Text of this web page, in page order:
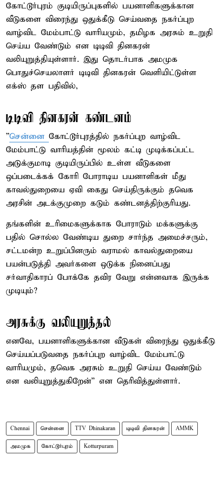
கோட்டூர்புரம் குடியிருப்புகளில் பயனாளிகளுக்கான
வீடுகளை விரைந்து ஒதுக்கீடு செய்வதை நகர்ப்புற
வாழ்விட மேம்பாட்டு வாரியமும், தமிழக அரசும் உறுதி
செய்ய வேண்டும் என டிடிவி தினகரன்
வலியுறுத்தியுள்ளார். இது தொடர்பாக அமமுக
பொதுச்செயலாளர் டிடிவி தினகரன் வெளியிட்டுள்ள
எக்ஸ் தள பதிவில்,
டிடிவி தினகரன் கண்டனம்
”சென்னை கோட்டூர்புரத்தில் நகர்ப்புற வாழ்விட
மேம்பாட்டு வாரியத்தின் மூலம் கட்டி முடிக்கப்பட்ட
அடுக்குமாடி குடியிருப்பில் உள்ள வீடுகளை
ஒப்படைக்கக் கோரி போராடிய பயனாளிகள் மீது
காவல்துறையை ஏவி கைது செய்திருக்கும் தவெக
அரசின் அடக்குமுறை கடும் கண்டனத்திற்குரியது.
தங்களின் உரிமைகளுக்காக போராடும் மக்களுக்கு
பதில் சொல்ல வேண்டிய துறை சார்ந்த அமைச்சரும்,
சட்டமன்ற உறுப்பினரும் வராமல் காவல்துறையை
பயன்படுத்தி அவர்களை ஒடுக்க நினைப்பது
சர்வாதிகாரப் போக்கே தவிர வேறு என்னவாக இருக்க
முடியும்?
அரசுக்கு வலியுறுத்தல்
எனவே, பயனாளிகளுக்கான வீடுகள் விரைந்து ஒதுக்கீடு
செய்யப்படுவதை நகர்ப்புற வாழ்விட மேம்பாட்டு
வாரியமும், தவெக அரசும் உறுதி செய்ய வேண்டும்
என வலியுறுத்துகிறேன்” என தெரிவித்துள்ளார்.
Chennai சென்னை TTV Dhinakaran டிடிவி தினகரன் AMMK
அமமுக கோட்டூர்புரம் Kotturpuram